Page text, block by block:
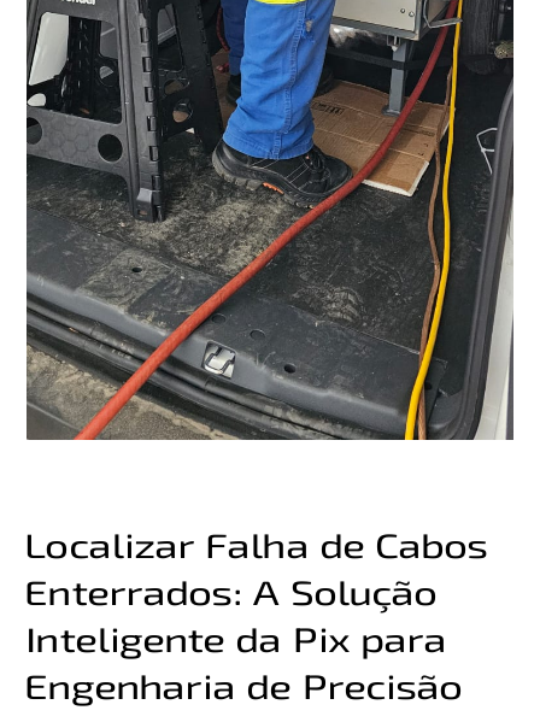
Localizar Falha de Cabos
Enterrados: A Solução
Inteligente da Pix para
Engenharia de Precisão